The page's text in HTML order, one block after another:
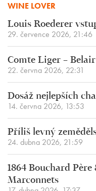
WINE LOVER
Louis Roederer
29. července 2026, 21:46
Comte Liger –
22. června 2026, 22:31
Dosáž nejlepších
14. června 2026, 13:53
Příliš levný
24. dubna 2026, 21:59
1864 Bouchard
Marconnets